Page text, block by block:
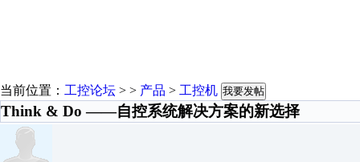
当前位置： 工控论坛 > > 产品 > 工控机 我要发帖
Think & Do ——自控系统解决方案的新选择